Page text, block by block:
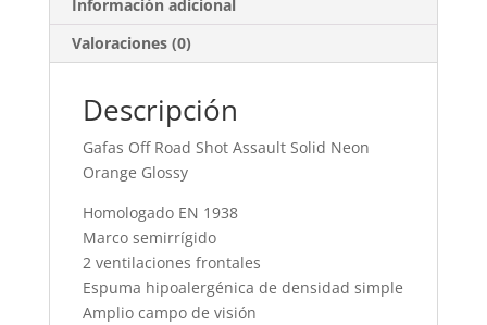
Información adicional
Valoraciones (0)
Descripción
Gafas Off Road Shot Assault Solid Neon
Orange Glossy
Homologado EN 1938
Marco semirrígido
2 ventilaciones frontales
Espuma hipoalergénica de densidad simple
Amplio campo de visión